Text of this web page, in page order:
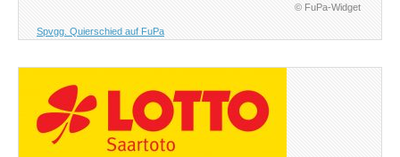
© FuPa-Widget
Spvgg. Quierschied auf FuPa